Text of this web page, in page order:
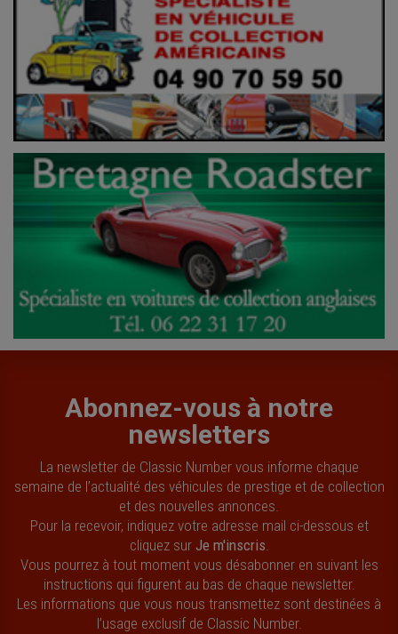
Abonnez-vous à notre
newsletters
La newsletter de Classic Number vous informe chaque
semaine de l’actualité des véhicules de prestige et de collection
et des nouvelles annonces.
Pour la recevoir, indiquez votre adresse mail ci-dessous et
cliquez sur Je m'inscris.
Vous pourrez à tout moment vous désabonner en suivant les
instructions qui figurent au bas de chaque newsletter.
Les informations que vous nous transmettez sont destinées à
l’usage exclusif de Classic Number.